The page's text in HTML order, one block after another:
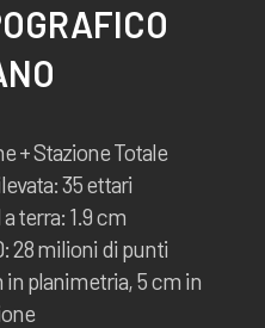
+ Stazione Totale
35 ettari
terra: 1.9 cm
28 milioni di punti
planimetria, 5 cm in